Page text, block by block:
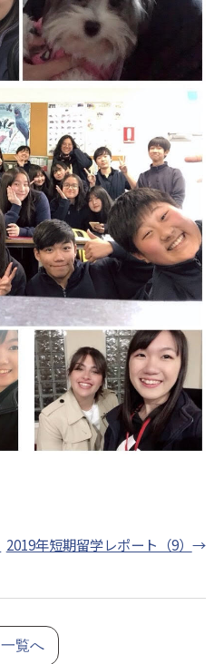
2019年短期留学レポート（9） →
一覧へ